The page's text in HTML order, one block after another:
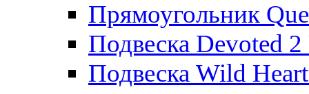
Прямоугольник
Подвеска Devoted
Подвеска Wild